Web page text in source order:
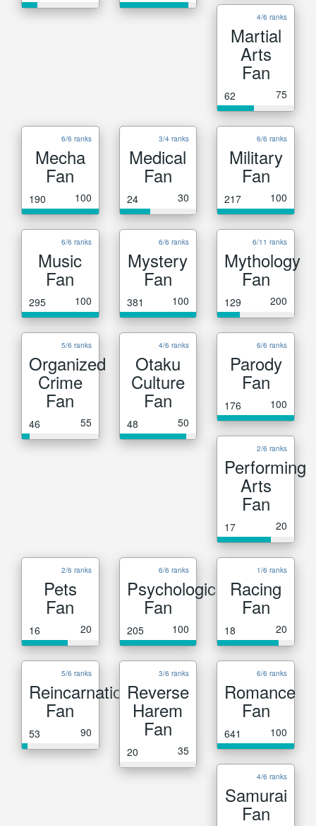
4/6 ranks
Martial
Arts
Fan
62 75
6/6 ranks
Mecha
Fan
190 100
3/4 ranks
Medical
Fan
24 30
6/6 ranks
Military
Fan
217 100
6/6 ranks
Music
Fan
295 100
6/6 ranks
Mystery
Fan
381 100
6/11 ranks
Mythology
Fan
129 200
5/6 ranks
Organized
Crime
Fan
46 55
4/6 ranks
Otaku
Culture
Fan
48 50
6/6 ranks
Parody
Fan
176 100
2/6 ranks
Performing
Arts
Fan
17 20
2/6 ranks
Pets
Fan
16 20
6/6 ranks
Psychological
Fan
205 100
1/6 ranks
Racing
Fan
18 20
5/6 ranks
Reincarnation
Fan
53 90
3/6 ranks
Reverse
Harem
Fan
20 35
6/6 ranks
Romance
Fan
641 100
4/6 ranks
Samurai
Fan